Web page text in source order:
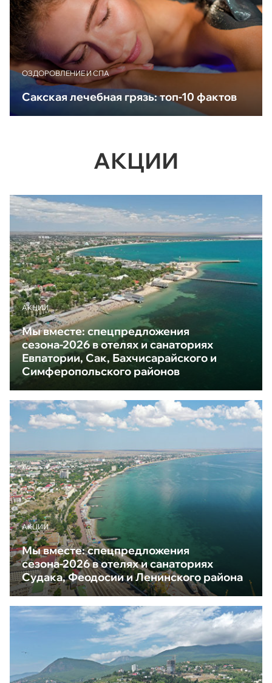
ОЗДОРОВЛЕНИЕ И СПА
Сакская лечебная грязь: топ-10 фактов
АКЦИИ
АКЦИИ
Мы вместе: спецпредложения
сезона-2026 в отелях и санаториях
Евпатории, Сак, Бахчисарайского и
Симферопольского районов
АКЦИИ
Мы вместе: спецпредложения
сезона-2026 в отелях и санаториях
Судака, Феодосии и Ленинского района